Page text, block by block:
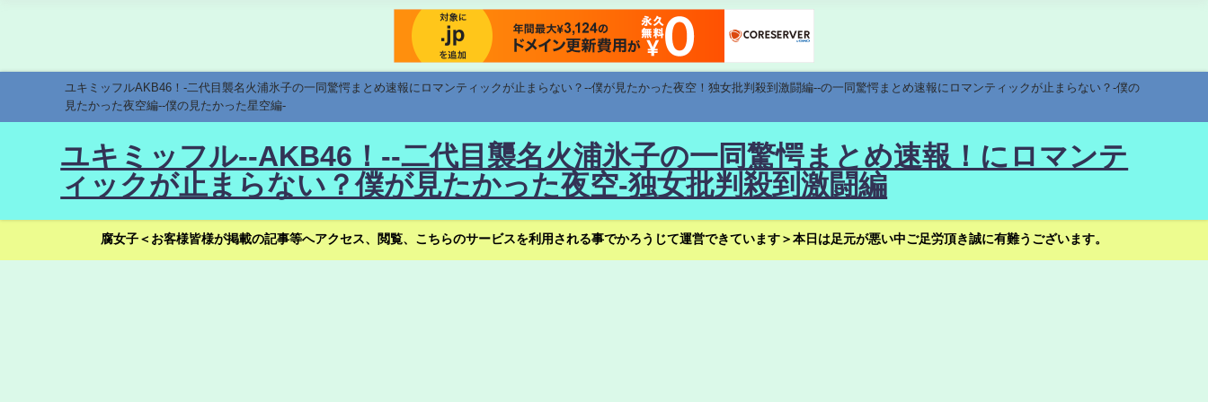
ユキミッフルAKB46！-二代目襲名火浦氷子の一同驚愕まとめ速報にロマンティックが止まらない？--僕が見たかった夜空！独女批判殺到激闘編--の一同驚愕まとめ速報にロマンティックが止まらない？-僕の
見たかった夜空編--僕の見たかった星空編-
ユキミッフル--AKB46！--二代目襲名火浦氷子の一同驚愕まとめ速報！にロマンテ
ィックが止まらない？僕が見たかった夜空-独女批判殺到激闘編
腐女子＜お客様皆様が掲載の記事等へアクセス、閲覧、こちらのサービスを利用される事でかろうじて運営できています＞本日は足元が悪い中ご足労頂き誠に有難うございます。